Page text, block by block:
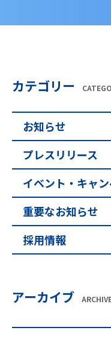
カテゴリー
お知らせ
プレスリリース
イベント・キャ
重要なお知らせ
採用情報
アーカイブ